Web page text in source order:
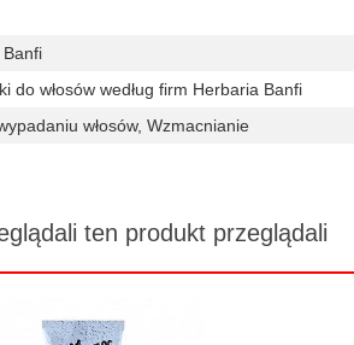
do włosów według firm Herbaria Banfi
włosów, Wzmacnianie
ten produkt przeglądali